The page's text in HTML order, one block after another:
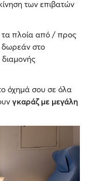
των επιβατών
τα πλοία από / προς
δωρεάν στο
όχημά σου σε όλα
γκαράζ με μεγάλη